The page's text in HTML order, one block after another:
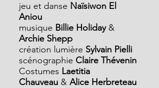
jeu et danse Naïsiwon El
Aniou
musique Billie Holiday &
Archie Shepp
création lumière Sylvain Pielli
scénographie Claire Thévenin
Costumes Laetitia
Chauveau & Alice Herbreteau